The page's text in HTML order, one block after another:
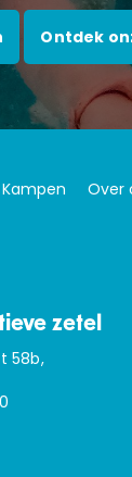
Ontdek
Kampen Over
zetel
58b,